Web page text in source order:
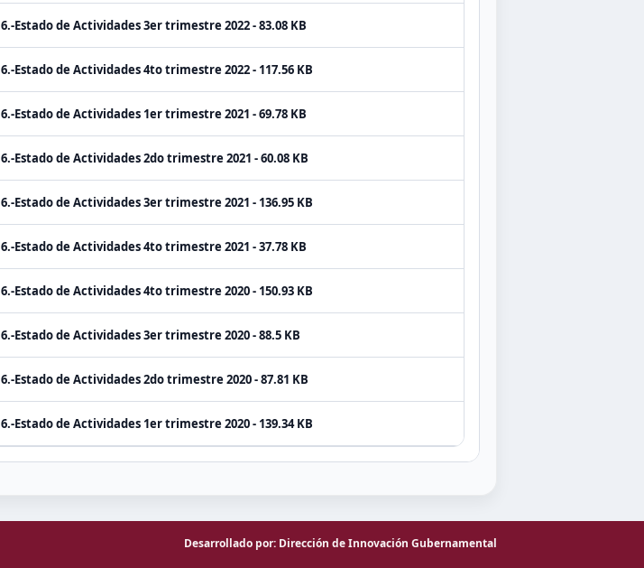
6.-Estado de Actividades 3er trimestre 2022 - 83.08 KB
6.-Estado de Actividades 4to trimestre 2022 - 117.56 KB
6.-Estado de Actividades 1er trimestre 2021 - 69.78 KB
6.-Estado de Actividades 2do trimestre 2021 - 60.08 KB
6.-Estado de Actividades 3er trimestre 2021 - 136.95 KB
6.-Estado de Actividades 4to trimestre 2021 - 37.78 KB
6.-Estado de Actividades 4to trimestre 2020 - 150.93 KB
6.-Estado de Actividades 3er trimestre 2020 - 88.5 KB
6.-Estado de Actividades 2do trimestre 2020 - 87.81 KB
6.-Estado de Actividades 1er trimestre 2020 - 139.34 KB
Desarrollado por: Dirección de Innovación Gubernamental